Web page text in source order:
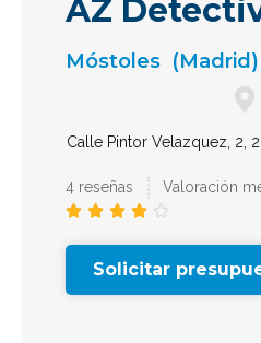
AZ
Móstoles (Madrid)
Calle Pintor Velazquez, 2,
4 reseñas Valoración
    
Solicitar